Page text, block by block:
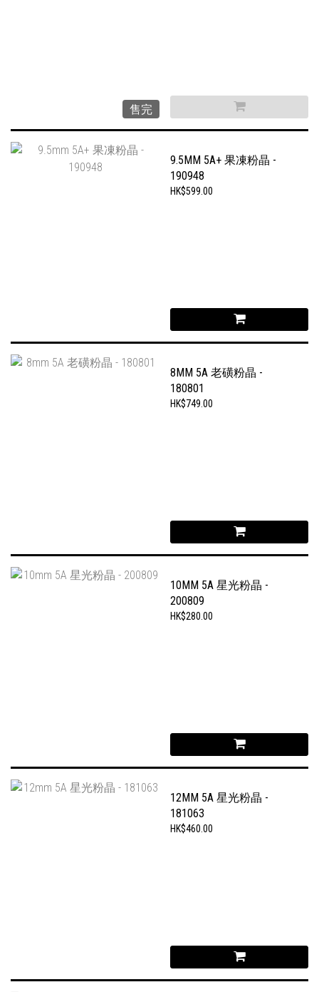
售完
9.5MM 5A+ 果凍粉晶 -
190948
HK$599.00
8MM 5A 老磺粉晶 -
180801
HK$749.00
10MM 5A 星光粉晶 -
200809
HK$280.00
12MM 5A 星光粉晶 -
181063
HK$460.00